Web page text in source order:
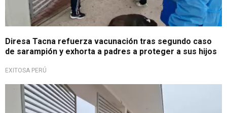
Diresa Tacna refuerza vacunación tras segundo caso
de sarampión y exhorta a padres a proteger a sus hijos
EXITOSA PERÚ
Alerta sanitaria